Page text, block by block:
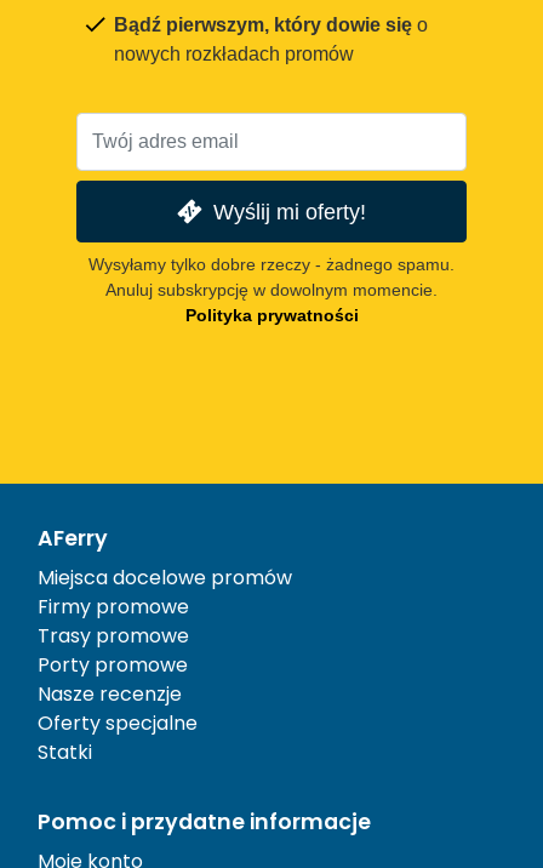
Bądź pierwszym, który dowie się o
nowych rozkładach promów
Wyślij mi oferty!
Wysyłamy tylko dobre rzeczy - żadnego spamu.
Anuluj subskrypcję w dowolnym momencie.
Polityka prywatności
AFerry
Miejsca docelowe promów
Firmy promowe
Trasy promowe
Porty promowe
Nasze recenzje
Oferty specjalne
Statki
Pomoc i przydatne informacje
Moje konto